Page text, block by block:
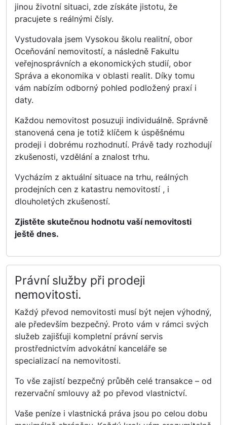
jinou životní situaci, zde získáte jistotu, že
pracujete s reálnými čísly.
Vystudovala jsem Vysokou školu realitní, obor
Oceňování nemovitostí, a následně Fakultu
veřejnosprávních a ekonomických studií, obor
Správa a ekonomika v oblasti realit. Díky tomu
vám nabízím odborný pohled podložený praxí i
daty.
Každou nemovitost posuzuji individuálně. Správně
stanovená cena je totiž klíčem k úspěšnému
prodeji i dobrému rozhodnutí. Právě tady rozhodují
zkušenosti, vzdělání a znalost trhu.
Vycházím z aktuální situace na trhu, reálných
prodejních cen z katastru nemovitostí , i
dlouholetých zkušeností.
Zjistěte skutečnou hodnotu vaší nemovitosti
ještě dnes.
Právní služby při prodeji
nemovitosti.
Každý převod nemovitosti musí být nejen výhodný,
ale především bezpečný. Proto vám v rámci svých
služeb zajišťuji kompletní právní servis
prostřednictvím advokátní kanceláře se
specializací na nemovitosti.
To vše zajistí bezpečný průběh celé transakce – od
rezervační smlouvy až po převod vlastnictví.
Vaše peníze i vlastnická práva jsou po celou dobu